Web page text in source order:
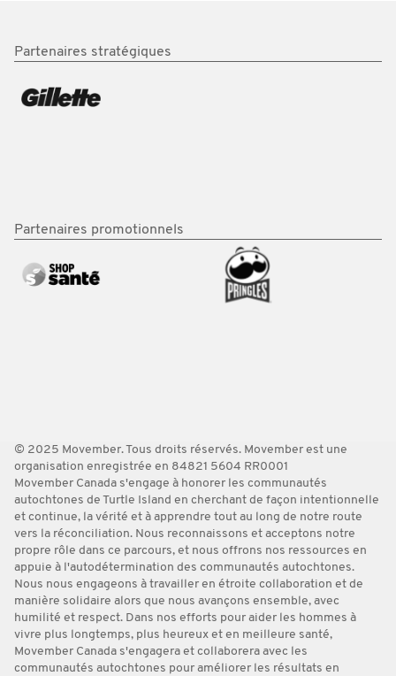
Partenaires stratégiques
Partenaires promotionnels
© 2025 Movember. Tous droits réservés. Movember est une
organisation enregistrée en 84821 5604 RR0001
Movember Canada s'engage à honorer les communautés
autochtones de Turtle Island en cherchant de façon intentionnelle
et continue, la vérité et à apprendre tout au long de notre route
vers la réconciliation. Nous reconnaissons et acceptons notre
propre rôle dans ce parcours, et nous offrons nos ressources en
appuie à l'autodétermination des communautés autochtones.
Nous nous engageons à travailler en étroite collaboration et de
manière solidaire alors que nous avançons ensemble, avec
humilité et respect. Dans nos efforts pour aider les hommes à
vivre plus longtemps, plus heureux et en meilleure santé,
Movember Canada s'engagera et collaborera avec les
communautés autochtones pour améliorer les résultats en